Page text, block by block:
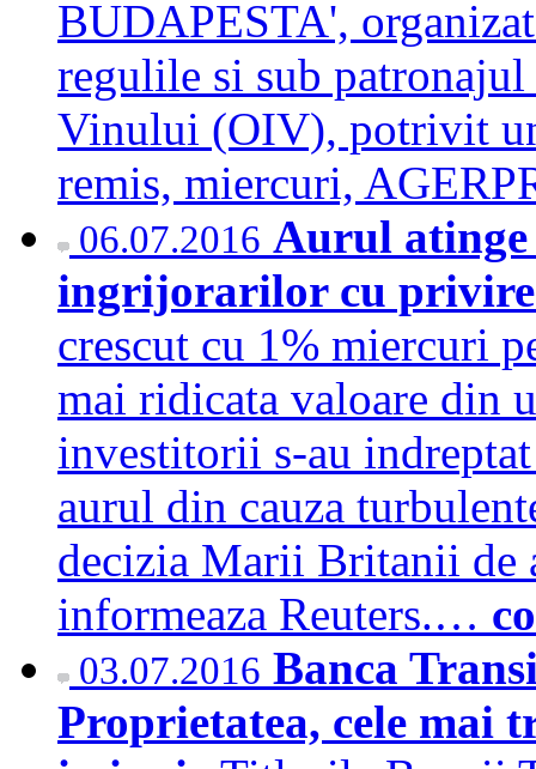
BUDAPESTA',
regulile si sub
Vinului (OIV), potrivit
remis, miercuri,
06.07.2016 Aurul
ingrijorarilor cu
crescut cu 1% miercuri
mai ridicata valoare din
investitorii s-au
aurul din cauza
decizia Marii Britanii de
informeaza Reuters.…
03.07.2016 Banca
Proprietatea, cele mai